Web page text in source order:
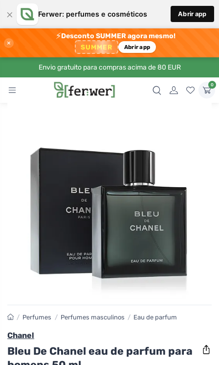
× Ferwer: perfumes e cosméticos Abrir app
×
⚡Desconto SUMMER agora mesmo!
SUMMER Abrir app
Envio gratuito para compras acima de 80 EUR
0
/ Perfumes / Perfumes masculinos / Eau de parfum
Chanel
Bleu De Chanel eau de parfum para